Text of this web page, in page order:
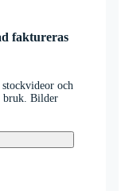
faktureras
och
bruk. Bilder